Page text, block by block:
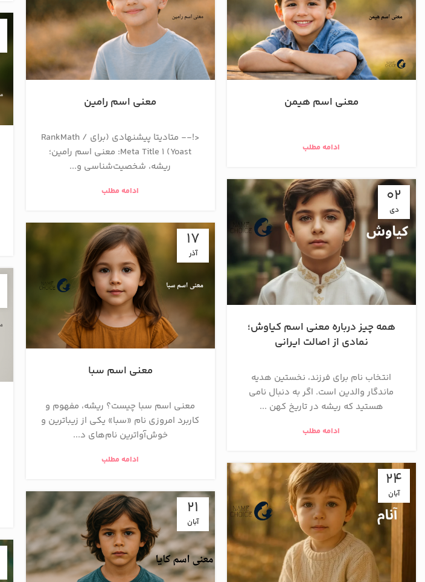
معنی اسم هیمن
ادامه مطلب
معنی اسم رامین
<!-- متادیتا پیشنهادی (برای RankMath /
Yoast) Meta Title 1: معنی اسم رامین؛
ریشه، شخصیت‌شناسی و...
ادامه مطلب 02
دی
همه چیز درباره معنی اسم کیاوش؛
نمادی از اصالت ایرانی
انتخاب نام برای فرزند، نخستین هدیه
ماندگار والدین است. اگر به دنبال نامی
هستید که ریشه در تاریخ کهن ...
ادامه مطلب
17
آذر
معنی اسم سبا
معنی اسم سبا چیست؟ ریشه، مفهوم و
کاربرد امروزی نام «سبا» یکی از زیباترین و
خوش‌آوا‌ترین نام‌های د...
ادامه مطلب
24
آبان
21
آبان